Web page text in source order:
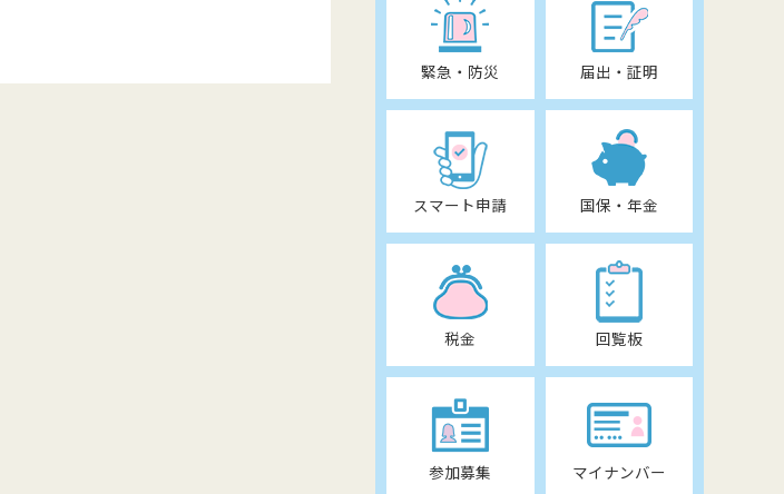
緊急・防災 届出・証明
スマート申請 国保・年金
税金 回覧板
参加募集 マイナンバー